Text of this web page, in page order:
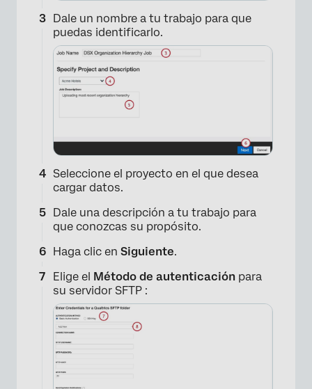
Dale un nombre a tu trabajo para que
puedas identificarlo.
Seleccione el proyecto en el que desea
cargar datos.
Dale una descripción a tu trabajo para
que conozcas su propósito.
Haga clic en Siguiente.
Elige el Método de autenticación para
su servidor SFTP :